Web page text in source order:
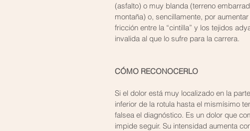
(asfalto) o muy blanda (terreno
montaña) o, sencillamente, por
fricción entre la “cintilla” y los tejidos
invalida al que lo sufre para la carrera.
CÓMO RECONOCERLO
Si el dolor está muy localizado en la
inferior de la rotula hasta el mismísimo
falsea el diagnóstico. Es un dolor que
impide seguir. Su intensidad aumenta